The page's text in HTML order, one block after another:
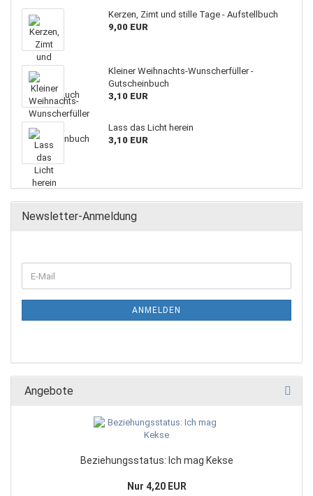
Kerzen, Zimt und stille Tage - Aufstellbuch
9,00 EUR
Kleiner Weihnachts-Wunscherfüller -
Gutscheinbuch
3,10 EUR
Lass das Licht herein
3,10 EUR
Newsletter-Anmeldung
ANMELDEN
Angebote
Beziehungsstatus: Ich mag Kekse
Nur 4,20 EUR